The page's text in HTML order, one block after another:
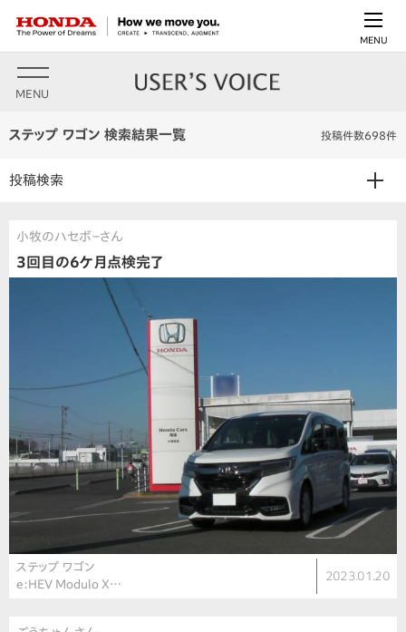
MENU
MENU
ステップ ワゴン 検索結果一覧 投稿件数698件
投稿検索
小牧のハセボ－さん
3回目の6ケ月点検完了
ステップ ワゴン
e:HEV Modulo X…
2023.01.20